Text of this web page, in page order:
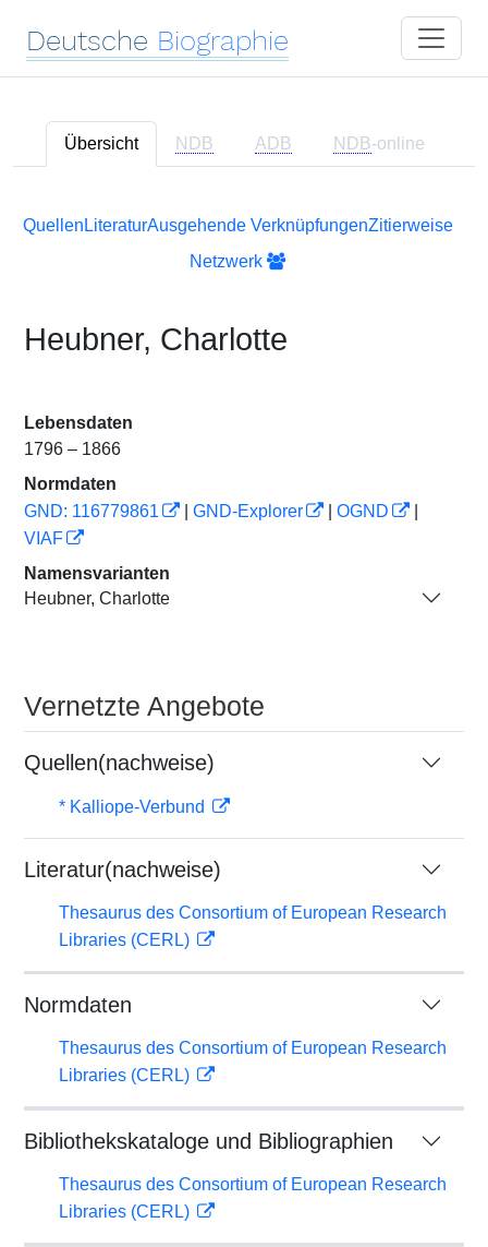
Deutsche Biographie
Übersicht NDB ADB NDB-online
Quellen LiteraturAusgehende VerknüpfungenZitierweise
Netzwerk
Heubner, Charlotte
Lebensdaten
1796 – 1866
Normdaten
GND: 116779861
GND-Explorer OGND
VIAF
Namensvarianten
Heubner, Charlotte
Vernetzte Angebote
Quellen(nachweise)
* Kalliope-Verbund
Literatur(nachweise)
Thesaurus des Consortium of European Research
Libraries (CERL)
Normdaten
Thesaurus des Consortium of European Research
Libraries (CERL)
Bibliothekskataloge und Bibliographien
Thesaurus des Consortium of European Research
Libraries (CERL)